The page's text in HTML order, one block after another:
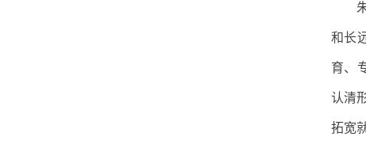
和长
育、
认清
拓宽